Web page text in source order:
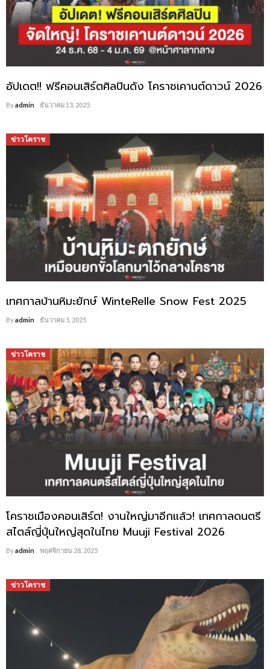
อัปเดต!! ฟรีคอนเสิร์ตศิลปินดัง โคราชเคานต์ดาวน์ 2026
Byadmin ธันวาคม 13, 2025
ข่าวโคราช
เทศกาลบ้านหิมะยักษ์ WinteRelle Snow Fest 2025
Byadmin ธันวาคม 5, 2025
ข่าวโคราช
โคราชเมืองคอนเสิร์ต! งานใหญ่มาอีกแล้ว! เทศกาลดนตรี
สไตล์ญี่ปุ่นใหญ่สุดในไทย Muuji Festival 2026
Byadmin พฤศจิกายน 28, 2025
ข่าวโคราช